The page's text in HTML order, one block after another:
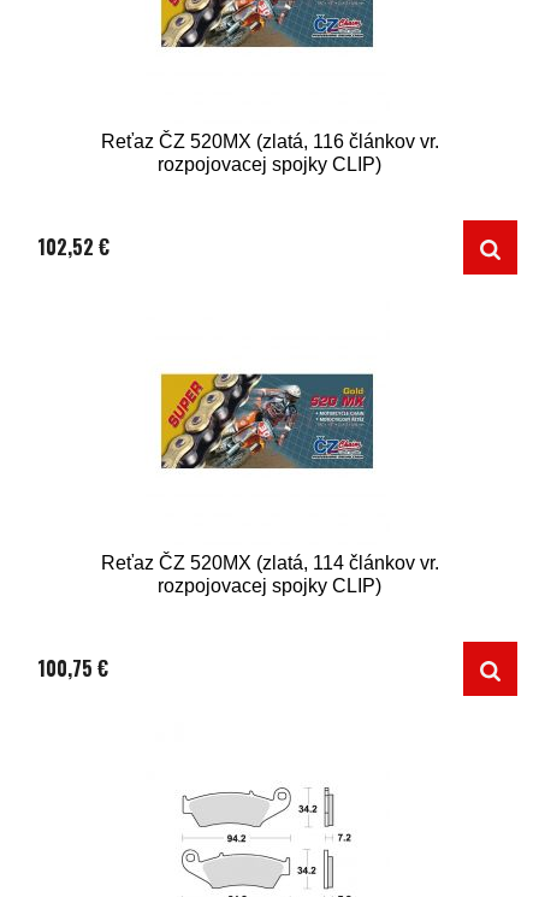
Reťaz ČZ 520MX (zlatá, 116 článkov vr.
rozpojovacej spojky CLIP)
102,52 €
Reťaz ČZ 520MX (zlatá, 114 článkov vr.
rozpojovacej spojky CLIP)
100,75 €